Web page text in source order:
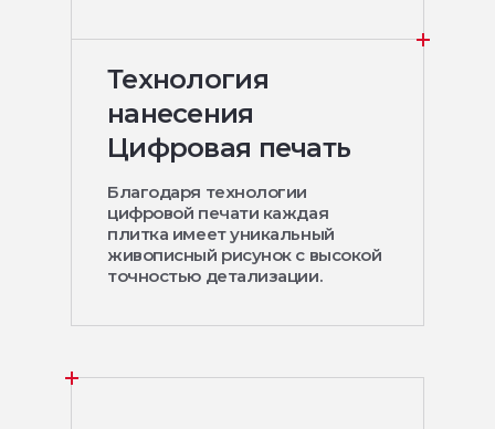
Технология
нанесения
Цифровая печать
Благодаря технологии
цифровой печати каждая
плитка имеет уникальный
живописный рисунок с высокой
точностью детализации.